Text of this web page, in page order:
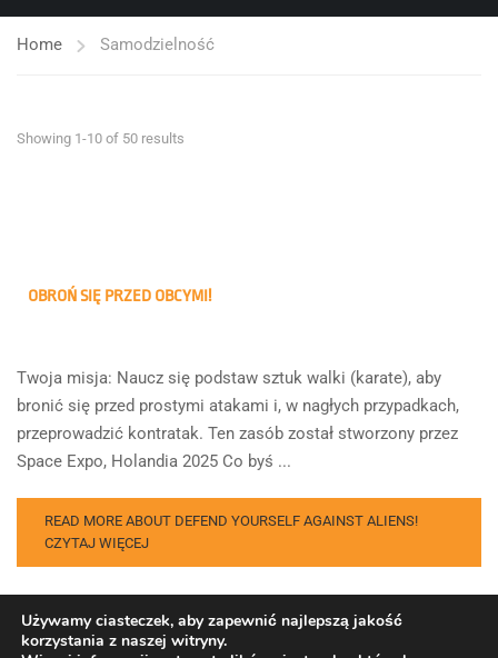
Home Samodzielność
Showing 1-10 of 50 results
OBROŃ SIĘ PRZED OBCYMI!
Twoja misja: Naucz się podstaw sztuk walki (karate), aby
bronić się przed prostymi atakami i, w nagłych przypadkach,
przeprowadzić kontratak. Ten zasób został stworzony przez
Space Expo, Holandia 2025 Co byś ...
READ MORE ABOUT DEFEND YOURSELF AGAINST ALIENS!
CZYTAJ WIĘCEJ
Używamy ciasteczek, aby zapewnić najlepszą jakość
korzystania z naszej witryny.